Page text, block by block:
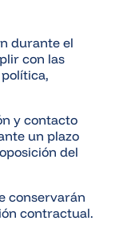
durante el
con las
y contacto
un plazo
del
conservarán
contractual.